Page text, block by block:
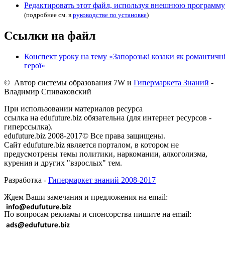
Редактировать этот файл, используя внешнюю программу
(подробнее см. в руководстве по установке)
Ссылки на файл
Конспект уроку на тему «Запорозькі козаки як романтичні
герої»
© Автор системы образования 7W и Гипермаркета Знаний -
Владимир Спиваковский
При использовании материалов ресурса
ссылка на edufuture.biz обязательна (для интернет ресурсов -
гиперссылка).
edufuture.biz 2008-2017© Все права защищены.
Сайт edufuture.biz является порталом, в котором не
предусмотрены темы политики, наркомании, алкоголизма,
курения и других "взрослых" тем.
Разработка - Гипермаркет знаний 2008-2017
Ждем Ваши замечания и предложения на email:
По вопросам рекламы и спонсорства пишите на email: